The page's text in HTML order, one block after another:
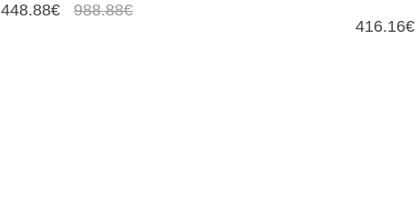
448.88€ 988.88€
416.16€